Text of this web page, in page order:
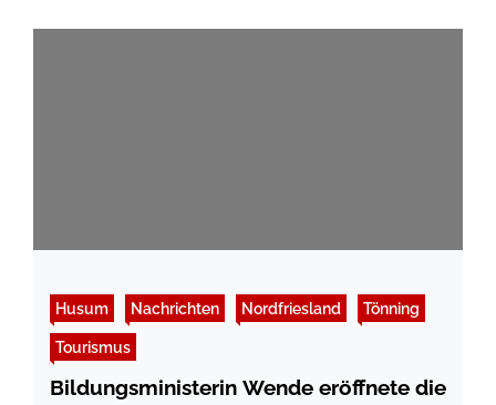
Husum Nachrichten Nordfriesland Tönning
Tourismus
Bildungsministerin Wende eröffnete die